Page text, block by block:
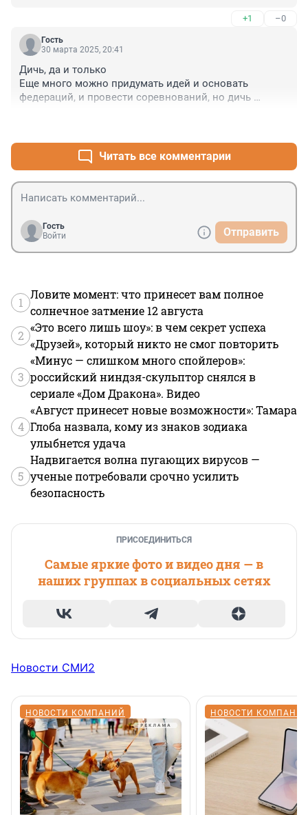
+1 –0
Гость
30 марта 2025, 20:41
Дичь, да и только
Еще много можно придумать идей и основать
федераций, и провести соревнований, но дичь
Читать все комментарии
Гость
Войти
Отправить
1
Ловите момент: что принесет вам полное
солнечное затмение 12 августа
2
«Это всего лишь шоу»: в чем секрет успеха
«Друзей», который никто не смог повторить
3
«Минус — слишком много спойлеров»:
российский ниндзя-скульптор снялся в
сериале «Дом Дракона». Видео
4
«Август принесет новые возможности»: Тамара
Глоба назвала, кому из знаков зодиака
улыбнется удача
5
Надвигается волна пугающих вирусов —
ученые потребовали срочно усилить
безопасность
ПРИСОЕДИНИТЬСЯ
Самые яркие фото и видео дня — в
наших группах в социальных сетях
Новости СМИ2
НОВОСТИ КОМПАНИЙ НОВОСТИ